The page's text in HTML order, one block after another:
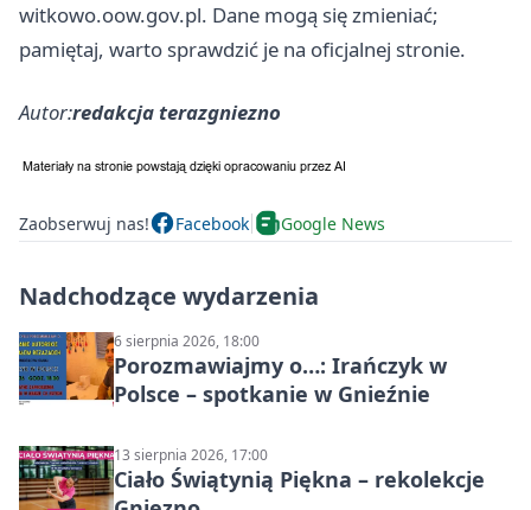
witkowo.oow.gov.pl. Dane mogą się zmieniać;
pamiętaj, warto sprawdzić je na oficjalnej stronie.
Autor:redakcja terazgniezno
Zaobserwuj nas! Facebook Google News
Nadchodzące wydarzenia
6 sierpnia 2026, 18:00
Porozmawiajmy o…: Irańczyk w
Polsce – spotkanie w Gnieźnie
13 sierpnia 2026, 17:00
Ciało Świątynią Piękna – rekolekcje